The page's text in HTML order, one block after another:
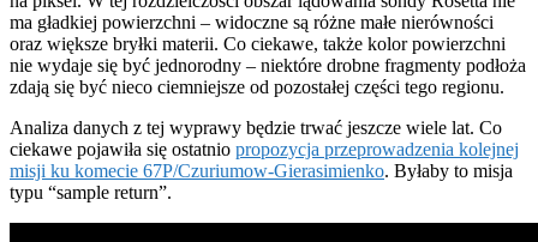
ma gładkiej powierzchni – widoczne są różne małe nierówności
oraz większe bryłki materii. Co ciekawe, także kolor powierzchni
nie wydaje się być jednorodny – niektóre drobne fragmenty podłoża
zdają się być nieco ciemniejsze od pozostałej części tego regionu.
Analiza danych z tej wyprawy będzie trwać jeszcze wiele lat. Co
ciekawe pojawiła się ostatnio propozycja przeprowadzenia kolejnej
misji ku komecie 67P/Czuriumow-Gierasimienko. Byłaby to misja
typu “sample return”.